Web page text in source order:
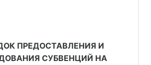
ПРЕДОСТАВЛЕНИЯ И
СУБВЕНЦИЙ НА